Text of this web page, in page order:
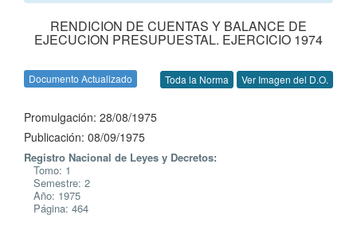
RENDICION DE CUENTAS Y BALANCE DE
EJECUCION PRESUPUESTAL. EJERCICIO 1974
Documento Actualizado Toda la Norma Ver Imagen del D.O.
Promulgación: 28/08/1975
Publicación: 08/09/1975
Registro Nacional de Leyes y Decretos:
Tomo: 1
Semestre: 2
Año: 1975
Página: 464